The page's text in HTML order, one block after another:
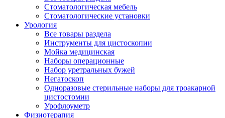
Стоматологическая мебель
Стоматологические установки
Урология
Все товары раздела
Инструменты для цистоскопии
Мойка медицинская
Наборы операционные
Набор уретральных бужей
Негатоскоп
Одноразовые стерильные наборы для троакарной
цистостомии
Урофлоуметр
Физиотерапия